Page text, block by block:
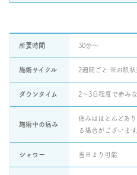
所要時間 30分～
施術サイクル 2週間ごと ※お肌状
ダウンタイム 2～3日程度で赤み
施術中の痛み
痛みはほとんどあ
る場合がございます
シャワー 当日より可能